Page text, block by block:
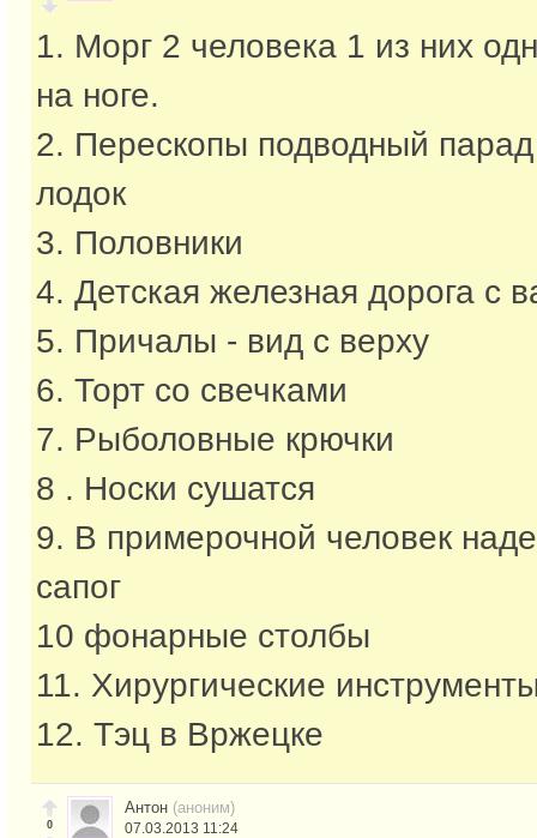
1. Морг 2 человека 1 из них
на ноге.
2. Перескопы подводный
лодок
3. Половники
4. Детская железная дорога с
5. Причалы - вид с верху
6. Торт со свечками
7. Рыболовные крючки
8 . Носки сушатся
9. В примерочной человек
сапог
10 фонарные столбы
11. Хирургические
12. Тэц в Вржецке
0
Антон (аноним)
07.03.2013 11:24